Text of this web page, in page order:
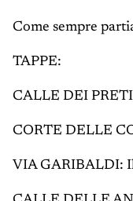
Come sempre
TAPPE:
CALLE DEI
CORTE DELLE
VIA GARIBALDI: